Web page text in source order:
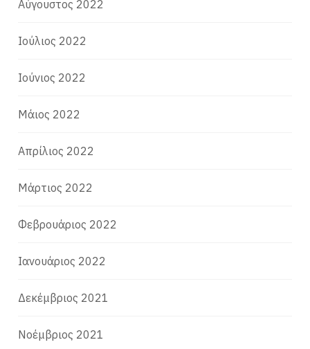
Αύγουστος 2022
Ιούλιος 2022
Ιούνιος 2022
Μάιος 2022
Απρίλιος 2022
Μάρτιος 2022
Φεβρουάριος 2022
Ιανουάριος 2022
Δεκέμβριος 2021
Νοέμβριος 2021